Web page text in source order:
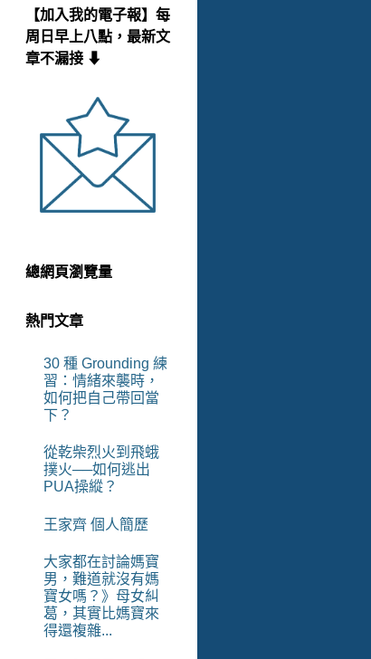
【加入我的電子報】每
周日早上八點，最新文
章不漏接 ⬇
總網頁瀏覽量
熱門文章
30 種 Grounding 練
習：情緒來襲時，
如何把自己帶回當
下？
從乾柴烈火到飛蛾
撲火──如何逃出
PUA操縱？
王家齊 個人簡歷
大家都在討論媽寶
男，難道就沒有媽
寶女嗎？》母女糾
葛，其實比媽寶來
得還複雜...